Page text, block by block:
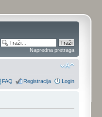
Napredna pretraga
FAQ Registracija Login